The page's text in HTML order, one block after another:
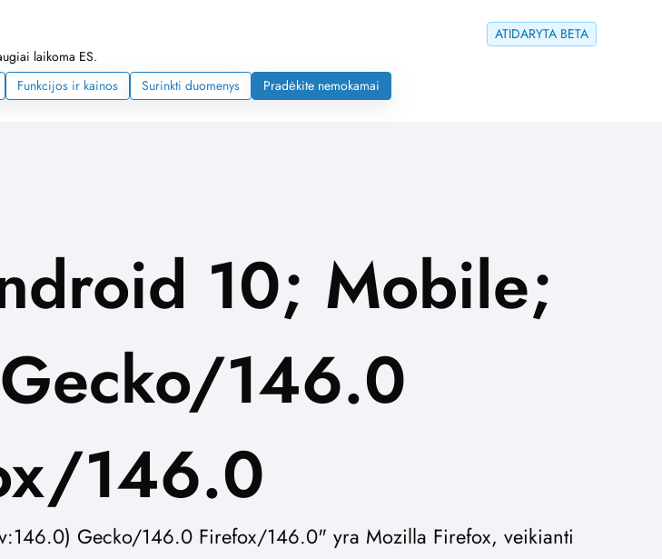
ATIDARYTA BETA
laikoma ES.
Funkcijos ir kainos Surinkti duomenys Pradėkite nemokamai
10; Mobile;
146.0
146.0
Gecko/146.0 Firefox/146.0" yra Mozilla Firefox, veikianti